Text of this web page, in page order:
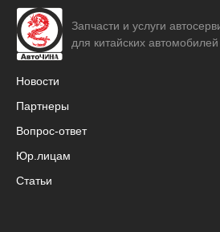
Запчасти и услуги
для китайских автомобилей
Новости
Партнеры
Вопрос-ответ
Юр.лицам
Статьи